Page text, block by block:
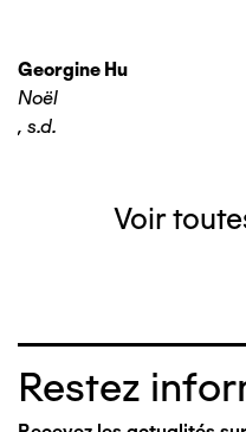
Georgine Hu
Noël
, s.d.
Voir
Restez